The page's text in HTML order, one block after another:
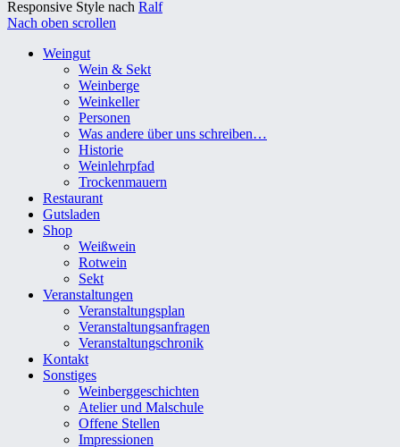
Responsive Style nach Ralf
Nach oben scrollen
Weingut
Wein & Sekt
Weinberge
Weinkeller
Personen
Was andere über uns schreiben…
Historie
Weinlehrpfad
Trockenmauern
Restaurant
Gutsladen
Shop
Weißwein
Rotwein
Sekt
Veranstaltungen
Veranstaltungsplan
Veranstaltungsanfragen
Veranstaltungschronik
Kontakt
Sonstiges
Weinberggeschichten
Atelier und Malschule
Offene Stellen
Impressionen